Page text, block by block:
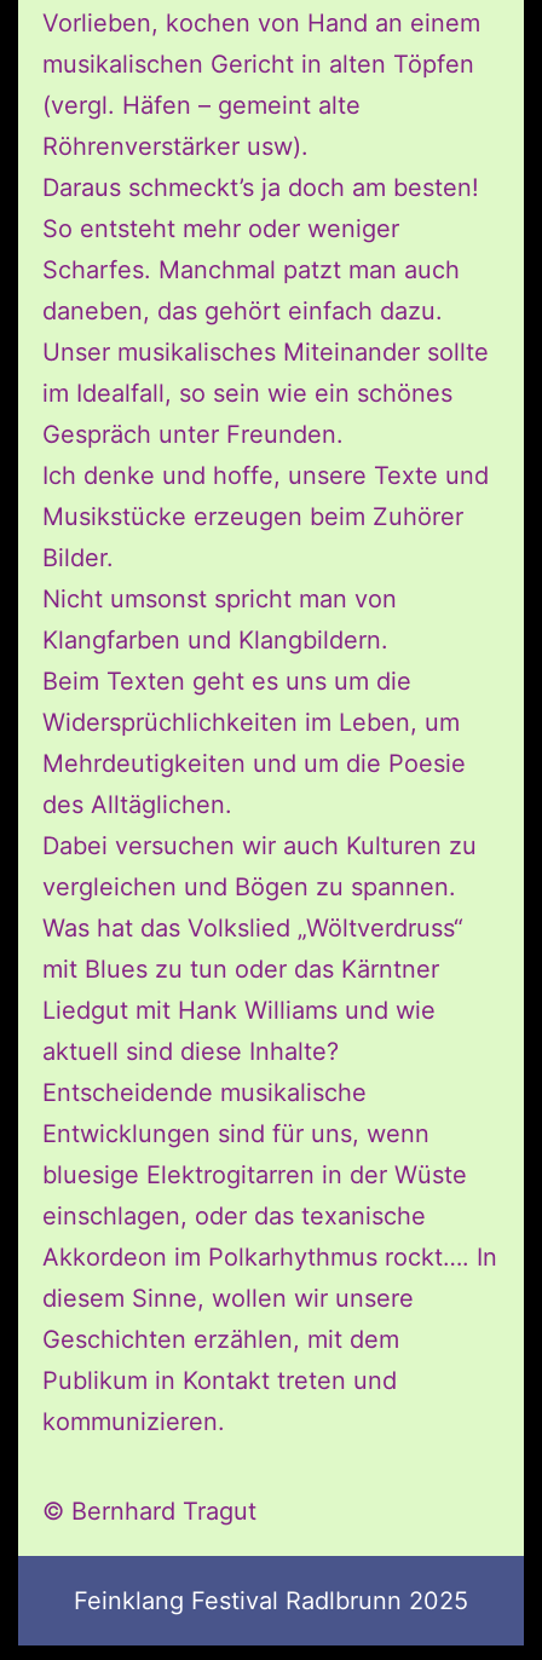
Vorlieben, kochen von Hand an einem
musikalischen Gericht in alten Töpfen
(vergl. Häfen – gemeint alte
Röhrenverstärker usw).
Daraus schmeckt’s ja doch am besten!
So entsteht mehr oder weniger
Scharfes. Manchmal patzt man auch
daneben, das gehört einfach dazu.
Unser musikalisches Miteinander sollte
im Idealfall, so sein wie ein schönes
Gespräch unter Freunden.
Ich denke und hoffe, unsere Texte und
Musikstücke erzeugen beim Zuhörer
Bilder.
Nicht umsonst spricht man von
Klangfarben und Klangbildern.
Beim Texten geht es uns um die
Widersprüchlichkeiten im Leben, um
Mehrdeutigkeiten und um die Poesie
des Alltäglichen.
Dabei versuchen wir auch Kulturen zu
vergleichen und Bögen zu spannen.
Was hat das Volkslied „Wöltverdruss“
mit Blues zu tun oder das Kärntner
Liedgut mit Hank Williams und wie
aktuell sind diese Inhalte?
Entscheidende musikalische
Entwicklungen sind für uns, wenn
bluesige Elektrogitarren in der Wüste
einschlagen, oder das texanische
Akkordeon im Polkarhythmus rockt…. In
diesem Sinne, wollen wir unsere
Geschichten erzählen, mit dem
Publikum in Kontakt treten und
kommunizieren.
© Bernhard Tragut
Feinklang Festival Radlbrunn 2025